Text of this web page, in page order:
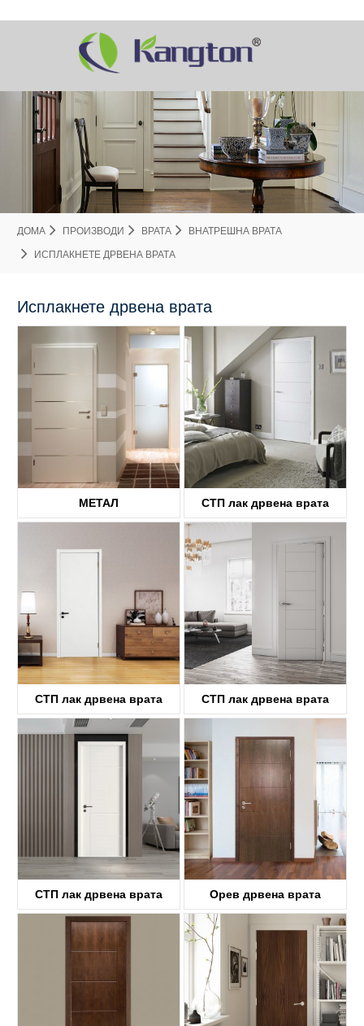
ДОМА ПРОИЗВОДИ ВРАТА ВНАТРЕШНА ВРАТА
ИСПЛАКНЕТЕ ДРВЕНА ВРАТА
Исплакнете дрвена врата
МЕТАЛ СТП лак дрвена врата
СТП лак дрвена врата
KDFP00A
СТП лак дрвена врата
СТП лак дрвена врата
KDFP41A
Орев дрвена врата